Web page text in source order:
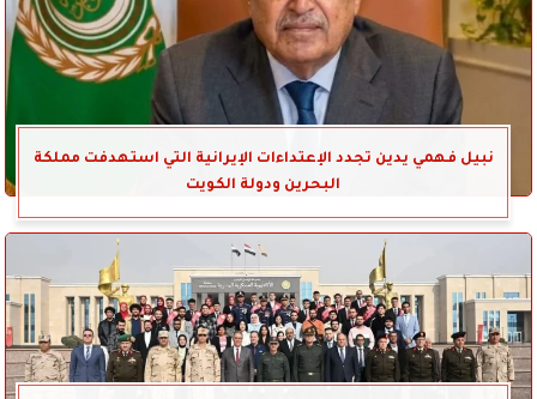
نبيل فهمي يدين تجدد الإعتداءات الإيرانية التي استهدفت مملكة
البحرين ودولة الكويت